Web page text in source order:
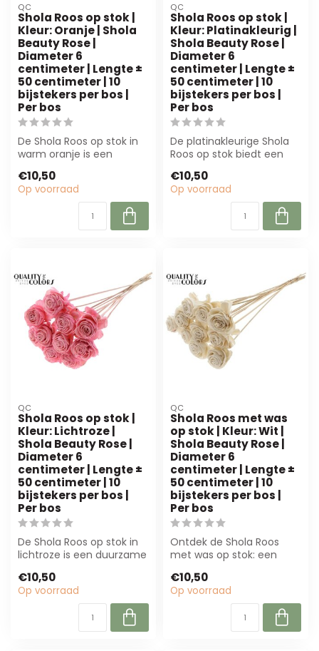
QC
Shola Roos op stok |
Kleur: Oranje | Shola
Beauty Rose |
Diameter 6
centimeter | Lengte ±
50 centimeter | 10
bijstekers per bos |
Per bos
De Shola Roos op stok in
warm oranje is een
van 6 cm diam...
€10,50
Op voorraad
QC
Shola Roos op stok |
Kleur: Platinakleurig |
Shola Beauty Rose |
Diameter 6
centimeter | Lengte ±
50 centimeter | 10
bijstekers per bos |
Per bos
De platinakleurige Shola
Roos op stok biedt een
duurzame sh...
€10,50
Op voorraad
QC
Shola Roos op stok |
Kleur: Lichtroze |
Shola Beauty Rose |
Diameter 6
centimeter | Lengte ±
50 centimeter | 10
bijstekers per bos |
Per bos
De Shola Roos op stok in
lichtroze is een duurzame
bloe...
€10,50
Op voorraad
QC
Shola Roos met was
op stok | Kleur: Wit |
Shola Beauty Rose |
Diameter 6
centimeter | Lengte ±
50 centimeter | 10
bijstekers per bos |
Per bos
Ontdek de Shola Roos
met was op stok: een
van 6 cm, perfec...
€10,50
Op voorraad